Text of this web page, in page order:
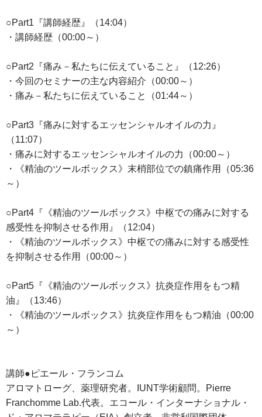
○Part1『講師経歴』（14:04）
・講師経歴（00:00～）
○Part2『痛み－私たちに伝えていること』（12:26）
・今回のセミナーの主な内容紹介（00:00～）
・痛み－私たちに伝えていること（01:44～）
○Part3『痛みに対するエッセンシャルオイルの力』
（11:07）
・痛みに対するエッセンシャルオイルの力（00:00～）
・《精油のツールボックス》末梢部位での鎮痛作用（05:36
～）
○Part4『《精油のツールボックス》中枢での痛みに対する
感受性を抑制させる作用』（12:04）
・《精油のツールボックス》中枢での痛みに対する感受性
を抑制させる作用（00:00～）
○Part5『《精油のツールボックス》抗炎症作用をもつ精
油』（13:46）
・《精油のツールボックス》抗炎症作用をもつ精油（00:00
～）
講師●ピエール・フランコム
アロマトローグ、薬理研究者。IUNT学術顧問。Pierre
Franchomme Lab.代表。エコール・インターナショナル・